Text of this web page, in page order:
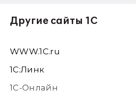
Другие сайты 1С
WWW.1С.ru
1С:Линк
1С-Онлайн